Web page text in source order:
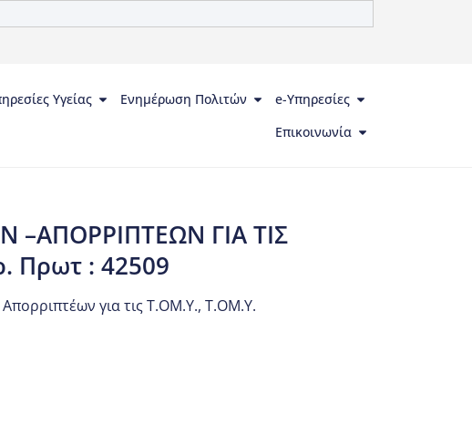
Υγείας Ενημέρωση Πολιτών
e-Υπηρεσίες
Επικοινωνία
ΓΙΑ ΤΙΣ
Πρωτ : 42509
για τις Τ.ΟΜ.Υ., Τ.ΟΜ.Υ.